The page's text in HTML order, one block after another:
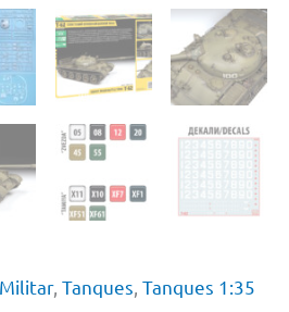
Militar, Tanques, Tanques 1:35